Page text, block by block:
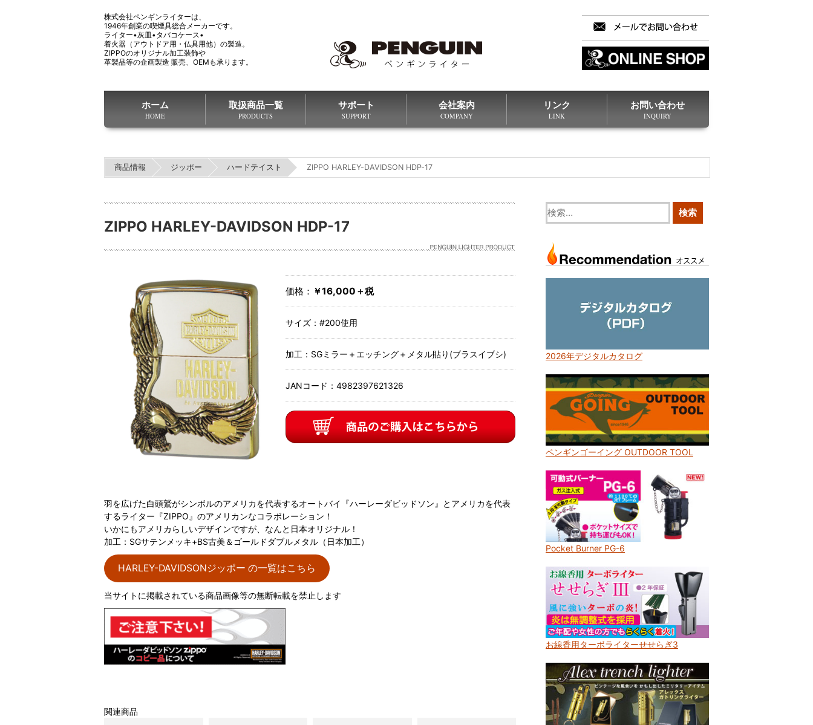
株式会社ペンギンライターは、
1946年創業の喫煙具総合メーカーです。
ライター•灰皿•タバコケース•
着火器（アウトドア用・仏具用他）の製造。
ZIPPOのオリジナル加工装飾や
革製品等の企画製造 販売、OEMも承ります。
ホーム
HOME
取扱商品一覧
PRODUCTS
サポート
SUPPORT
会社案内
COMPANY
リンク
LINK
お問い合わせ
INQUIRY
商品情報 ジッポー ハードテイスト ZIPPO HARLEY-DAVIDSON HDP-17
ZIPPO HARLEY-DAVIDSON HDP-17
価格： ￥16,000＋税
サイズ： #200使用
加工： SGミラー＋エッチング＋メタル貼り(ブラスイブシ)
JANコード： 4982397621326
羽を広げた白頭鷲がシンボルのアメリカを代表するオートバイ『ハーレーダビッドソン』とアメリカを代表
するライター『ZIPPO』のアメリカンなコラボレーション！
いかにもアメリカらしいデザインですが、なんと日本オリジナル！
加工：SGサテンメッキ+BS古美＆ゴールドダブルメタル（日本加工）
HARLEY-DAVIDSONジッポー の一覧はこちら
当サイトに掲載されている商品画像等の無断転載を禁止します
関連商品
2026年デジタルカタログ
ペンギンゴーイング OUTDOOR TOOL
Pocket Burner PG-6
お線香用ターボライターせせらぎ3